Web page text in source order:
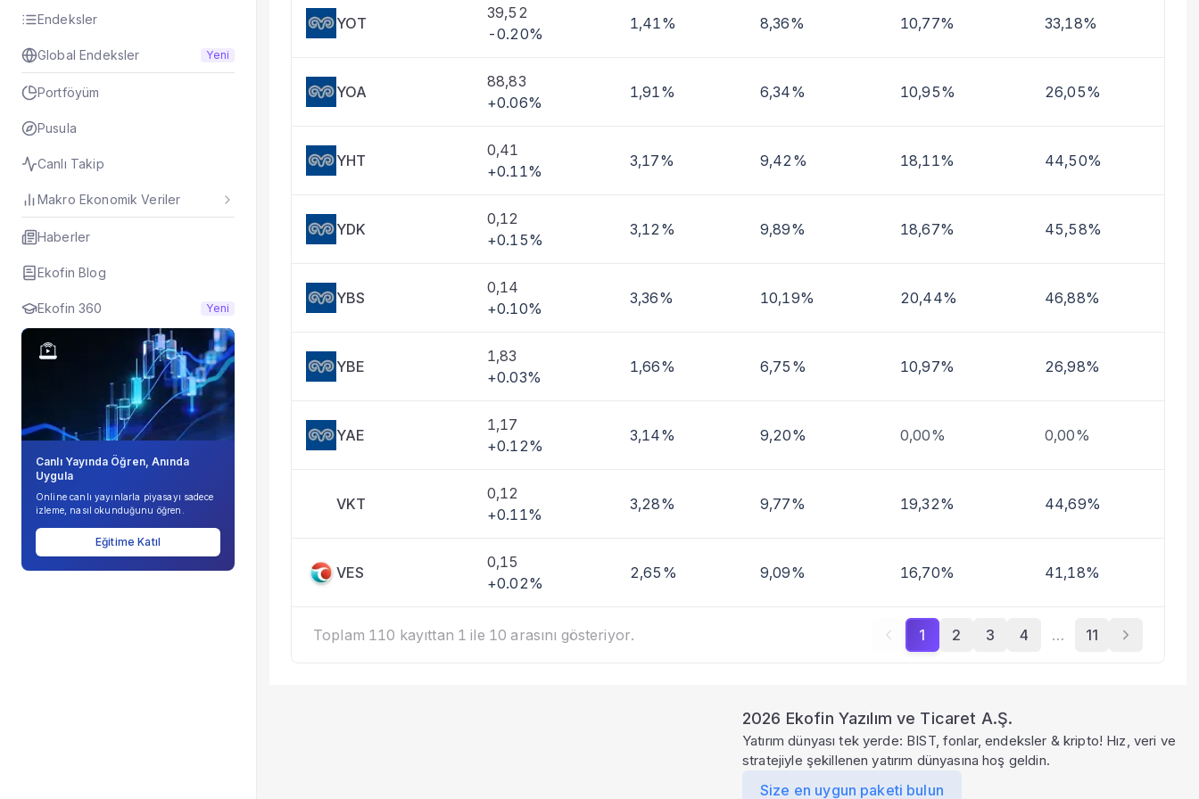
Endeksler
Global Endeksler Yeni
Portföyüm
Pusula
Canlı Takip
Makro Ekonomik Veriler
Haberler
Ekofin Blog
Ekofin 360 Yeni
Canlı Yayında Öğren, Anında
Uygula
Online canlı yayınlarla piyasayı sadece
izleme, nasıl okunduğunu öğren.
Eğitime Katıl
Taşınan Fonlar
Fiyat Endeks Değişimi
YOT
39,52
-0.20%
1,41% 8,36% 10,77% 33,18%
YOA
88,83
+0.06%
1,91% 6,34% 10,95% 26,05%
YHT
0,41
+0.11%
3,17% 9,42% 18,11% 44,50%
YDK
0,12
+0.15%
3,12% 9,89% 18,67% 45,58%
YBS
0,14
+0.10%
3,36% 10,19% 20,44% 46,88%
YBE
1,83
+0.03%
1,66% 6,75% 10,97% 26,98%
YAE
1,17
+0.12%
3,14% 9,20% 0,00% 0,00%
VKT
0,12
+0.11%
3,28% 9,77% 19,32% 44,69%
VES
0,15
+0.02%
2,65% 9,09% 16,70% 41,18%
Toplam 110 kayıttan 1 ile 10 arasını gösteriyor. 1 2 3 4 … 11
2026 Ekofin Yazılım ve Ticaret A.Ş.
Yatırım dünyası tek yerde: BIST, fonlar, endeksler & kripto! Hız, veri ve
stratejiyle şekillenen yatırım dünyasına hoş geldin.
Size en uygun paketi bulun